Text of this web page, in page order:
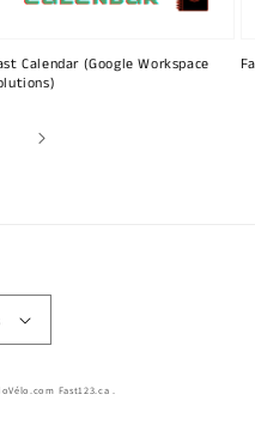
Calendar (Google Workspace
Fast123.ca .